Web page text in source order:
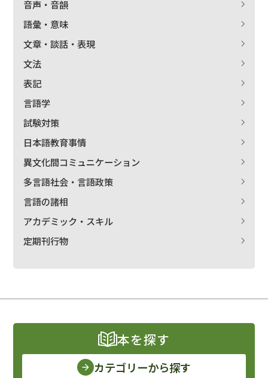
音声・音韻
語彙・意味
文章・談話・表現
文法
表記
言語学
試験対策
日本語教育事情
異文化間コミュニケーション
多言語社会・言語政策
言語の諸相
アカデミック・スキル
定期刊行物
本を探す
カテゴリーから探す